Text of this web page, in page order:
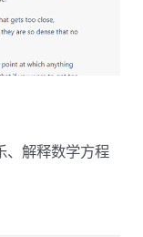
、解释数学方程